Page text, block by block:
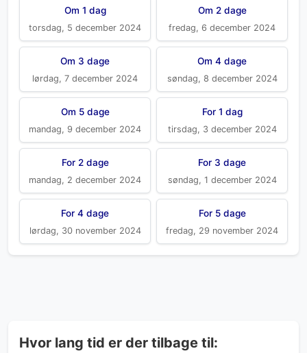
Om 1 dag
torsdag, 5 december 2024
Om 2 dage
fredag, 6 december 2024
Om 3 dage
lørdag, 7 december 2024
Om 4 dage
søndag, 8 december 2024
Om 5 dage
mandag, 9 december 2024
For 1 dag
tirsdag, 3 december 2024
For 2 dage
mandag, 2 december 2024
For 3 dage
søndag, 1 december 2024
For 4 dage
lørdag, 30 november 2024
For 5 dage
fredag, 29 november 2024
Hvor lang tid er der tilbage til: